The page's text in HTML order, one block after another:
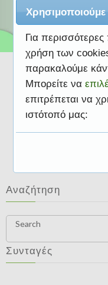
Αναζήτηση
Search
Συνταγές
Για
χρήση των
παρακαλούμε
Μπορείτε να
επιτρέπεται να
ιστότοπό μας: